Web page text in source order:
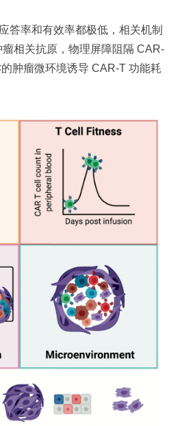
答率和有效率都极低，相关机制
相关抗原，物理屏障阻隔 CAR-
肿瘤微环境诱导 CAR-T 功能耗